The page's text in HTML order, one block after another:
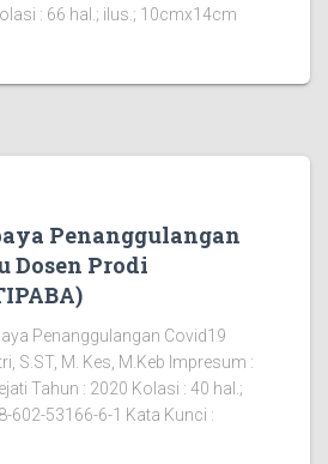
: 66 hal.; ilus.; 10cmx14cm
Penanggulangan
Dosen Prodi
Penanggulangan Covid19
S.ST, M. Kes, M.Keb Impresum :
Tahun : 2020 Kolasi : 40 hal.;
602-53166-6-1 Kata Kunci :